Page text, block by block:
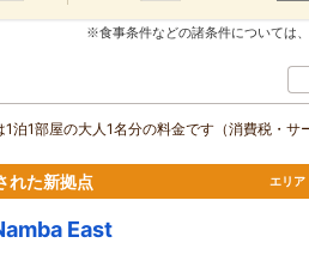
※食事条件などの諸条件については
1泊1部屋の大人1名分の料金です（消費税・サ
れた新拠点 エリア
East